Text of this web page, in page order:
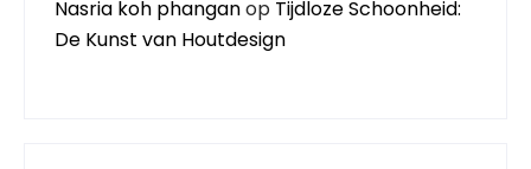
Nasria koh phanganop Tijdloze Schoonheid:
De Kunst van Houtdesign